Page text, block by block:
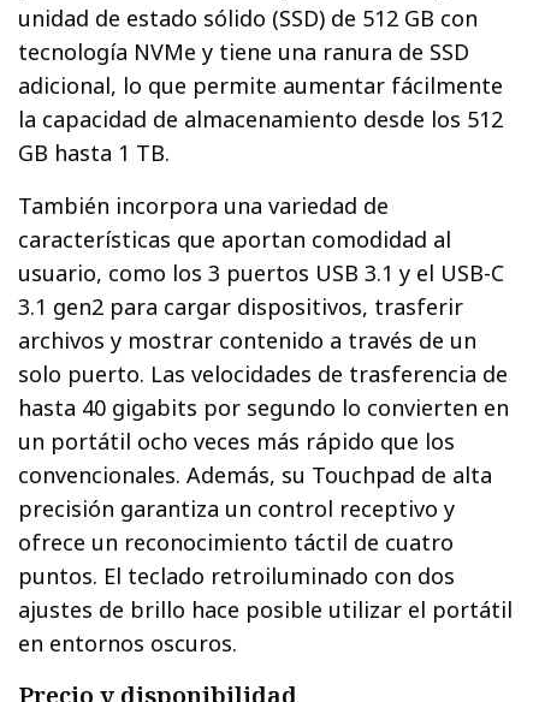
unidad de estado sólido (SSD) de 512 GB con
tecnología NVMe y tiene una ranura de SSD
adicional, lo que permite aumentar fácilmente
la capacidad de almacenamiento desde los 512
GB hasta 1 TB.
También incorpora una variedad de
características que aportan comodidad al
usuario, como los 3 puertos USB 3.1 y el USB-C
3.1 gen2 para cargar dispositivos, trasferir
archivos y mostrar contenido a través de un
solo puerto. Las velocidades de trasferencia de
hasta 40 gigabits por segundo lo convierten en
un portátil ocho veces más rápido que los
convencionales. Además, su Touchpad de alta
precisión garantiza un control receptivo y
ofrece un reconocimiento táctil de cuatro
puntos. El teclado retroiluminado con dos
ajustes de brillo hace posible utilizar el portátil
en entornos oscuros.
Precio y disponibilidad